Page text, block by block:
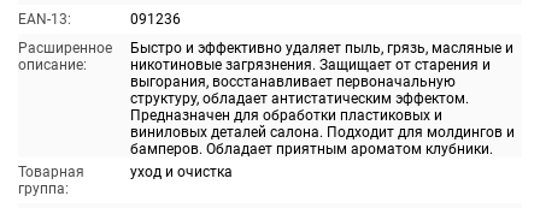
EAN-13:
091236
Расширенное
описание:
Быстро и эффективно удаляет пыль, грязь, масляные и
никотиновые загрязнения. Защищает от старения и
выгорания, восстанавливает первоначальную
структуру, обладает антистатическим эффектом.
Предназначен для обработки пластиковых и
виниловых деталей салона. Подходит для молдингов и
бамперов. Обладает приятным ароматом клубники.
Товарная
группа:
уход и очистка